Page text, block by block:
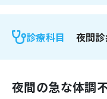
よくあるご質問
診療科目 夜間
夜間の急な体調